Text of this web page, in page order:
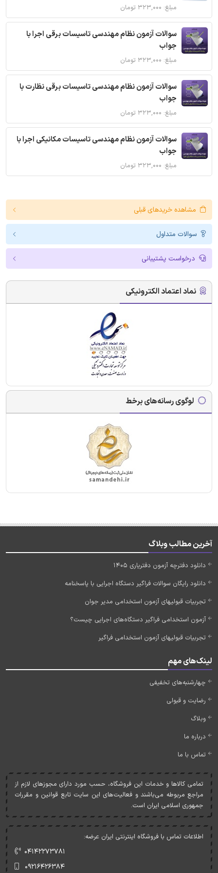
مبلغ: ۳۲۳,۰۰۰ تومان
سوالات آزمون نظام مهندسی تاسیسات برقی اجرا با
جواب
مبلغ: ۳۲۳,۰۰۰ تومان
سوالات آزمون نظام مهندسی تاسیسات برقی نظارت با
جواب
مبلغ: ۳۲۳,۰۰۰ تومان
سوالات آزمون نظام مهندسی تاسیسات مکانیکی اجرا با
جواب
مبلغ: ۳۲۳,۰۰۰ تومان
مشاهده خریدهای قبلی
سوالات متداول
درخواست پشتیبانی
نماد اعتماد الکترونیکی
لوگوی رسانه‌های برخط
آخرین مطالب وبلاگ
دانلود دفترچه آزمون دفتریاری 1405
دانلود رایگان سوالات فراگیر دستگاه اجرایی با پاسخنامه
تجربیات قبولیهای آزمون استخدامی مدیر جوان
آزمون استخدامی فراگیر دستگاه‌های اجرایی چیست؟
تجربیات قبولیهای آزمون استخدامی فراگیر
لینک‌های مهم
چهارشنبه‌های تخفیفی
رضایت و قبولی
وبلاگ
درباره ما
تماس با ما
تمامی کالاها و خدمات اين فروشگاه، حسب مورد دارای مجوزهای لازم از
مراجع مربوطه می‌باشند و فعاليت‌های اين سايت تابع قوانين و مقررات
جمهوری اسلامی ايران است.
اطلاعات تماس با فروشگاه اینترنتی ایران عرضه:
۰۴۱۴۲۲۷۳۷۸۱
۰۹۲۱۶۴۲۶۳۸۴